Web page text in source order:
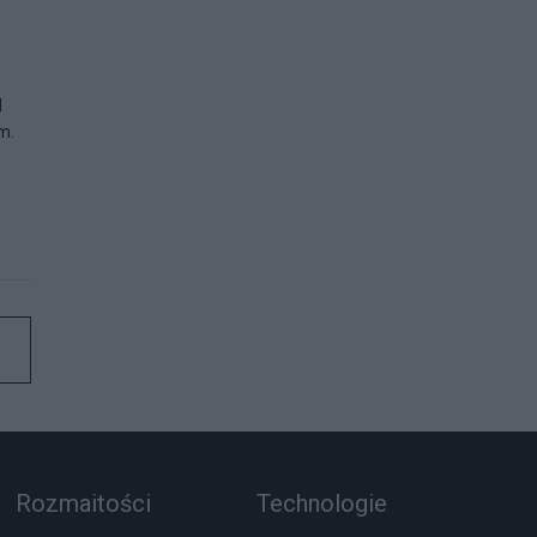
Rozmaitości Technologie